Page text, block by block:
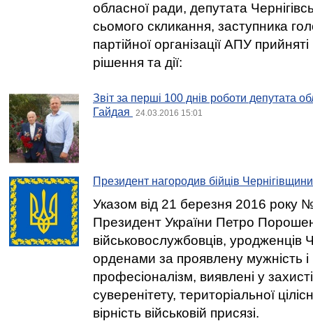
обласної ради, депутата
сьомого скликання, заступника
партійної організації АПУ
рішення та дії:
Звіт за перші 100 днів роботи депутата
Гайдая
24.03.2016 15:01
Президент нагородив бійців Чернігівщини
Указом від 21 березня 2016 року
Президент України Петро
військовослужбовців, уродженців
орденами за проявлену мужність і
професіоналізм, виявлені у
суверенітету, територіальної
вірність військовій присязі.